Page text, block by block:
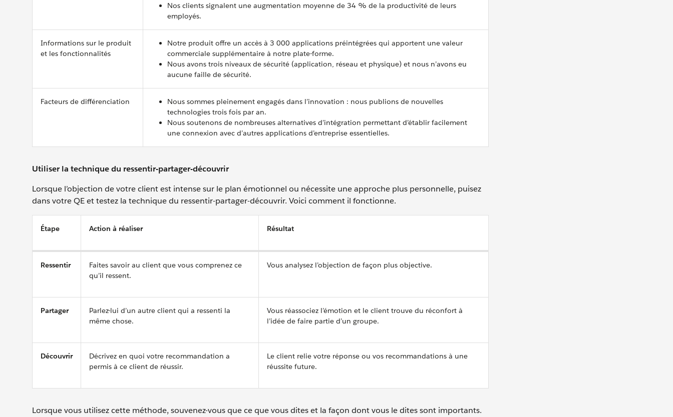
Nos clients signalent une augmentation moyenne de 34 % de la productivité de leurs
employés.
Informations sur le produit
et les fonctionnalités
Notre produit offre un accès à 3 000 applications préintégrées qui apportent une valeur
commerciale supplémentaire à notre plate-forme.
Nous avons trois niveaux de sécurité (application, réseau et physique) et nous n’avons eu
aucune faille de sécurité.
Facteurs de différenciation
Nous sommes pleinement engagés dans l’innovation : nous publions de nouvelles
technologies trois fois par an.
Nous soutenons de nombreuses alternatives d’intégration permettant d’établir facilement
une connexion avec d’autres applications d’entreprise essentielles.
Utiliser la technique du ressentir-partager-découvrir
Lorsque l’objection de votre client est intense sur le plan émotionnel ou nécessite une approche plus personnelle, puisez
dans votre QE et testez la technique du ressentir-partager-découvrir. Voici comment il fonctionne.
Étape Action à réaliser Résultat
Ressentir
Faites savoir au client que vous comprenez ce
qu’il ressent.
Vous analysez l’objection de façon plus objective.
Partager
Parlez-lui d’un autre client qui a ressenti la
même chose.
Vous réassociez l’émotion et le client trouve du réconfort à
l’idée de faire partie d’un groupe.
Découvrir
Décrivez en quoi votre recommandation a
permis à ce client de réussir.
Le client relie votre réponse ou vos recommandations à une
réussite future.
Lorsque vous utilisez cette méthode, souvenez-vous que ce que vous dites et la façon dont vous le dites sont importants.